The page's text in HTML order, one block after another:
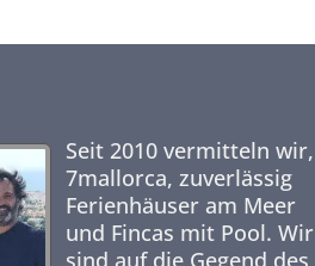
Seit 2010 vermitteln wir,
7mallorca, zuverlässig
Ferienhäuser am Meer
und Fincas mit Pool. Wir
sind auf die Gegend des